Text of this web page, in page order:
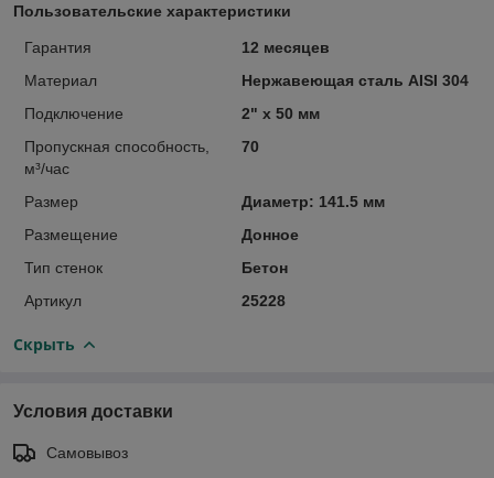
Пользовательские характеристики
Гарантия
12 месяцев
Материал
Нержавеющая сталь AISI 304
Подключение
2" x 50 мм
Пропускная способность,
м³/час
70
Размер
Диаметр: 141.5 мм
Размещение
Донное
Тип стенок
Бетон
Артикул
25228
Скрыть
Условия доставки
Самовывоз